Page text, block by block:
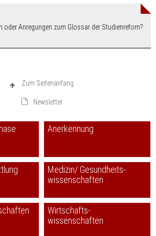
oder Anregungen zum Glossar der Studienrefom?
Zum Seitenanfang
Newsletter
Anerkennung
Medizin/ Gesundheits-
wissenschaften
Wirtschafts-
wissenschaften